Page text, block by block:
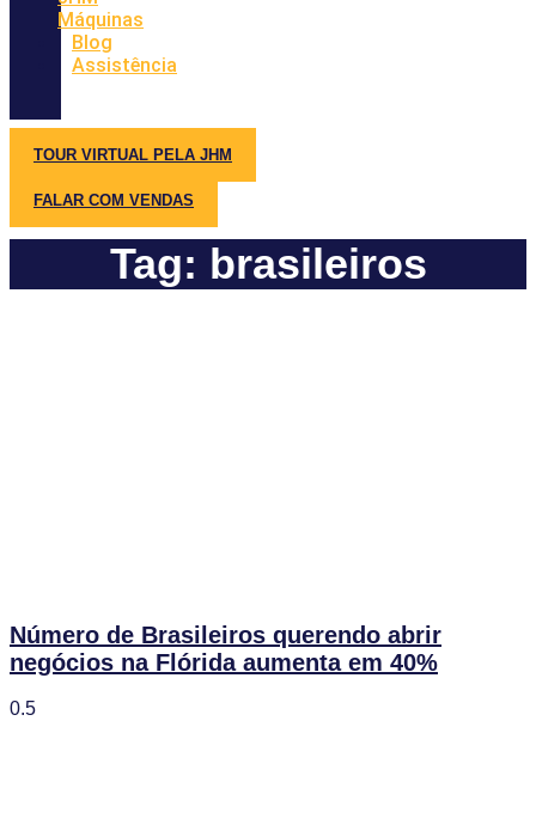
Máquinas
Blog
Assistência
TOUR VIRTUAL PELA JHM
FALAR COM VENDAS
Tag: brasileiros
Número de Brasileiros querendo abrir
negócios na Flórida aumenta em 40%